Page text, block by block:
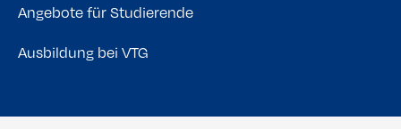
Angebote für Studierende
Ausbildung bei VTG